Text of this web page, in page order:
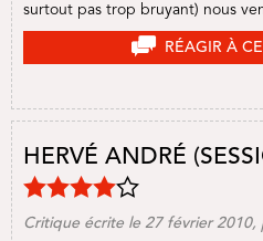
surtout pas trop bruyant) nous
RÉAGIR À
HERVÉ ANDRÉ
Critique écrite le 27 février 2010,